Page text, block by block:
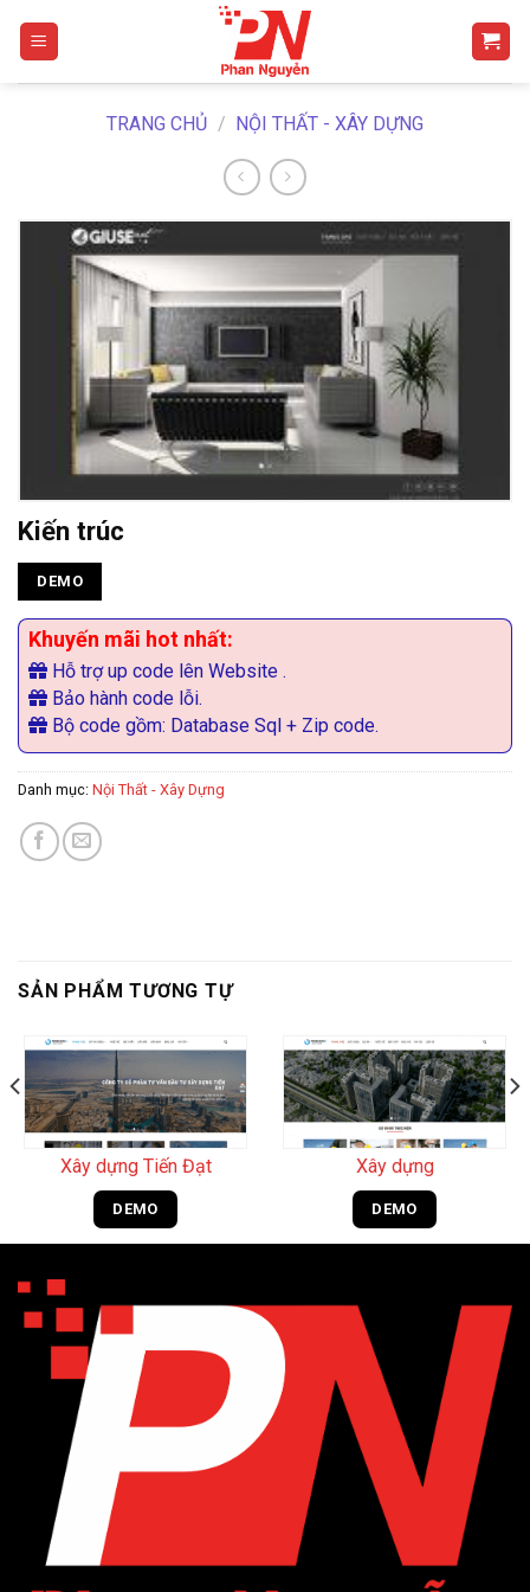
TRANG CHỦ / NỘI THẤT - XÂY DỰNG
Kiến trúc
DEMO
Khuyến mãi hot nhất:
Hỗ trợ up code lên Website .
Bảo hành code lỗi.
Bộ code gồm: Database Sql + Zip code.
Danh mục: Nội Thất - Xây Dựng
SẢN PHẨM TƯƠNG TỰ
Xây dựng Tiến Đạt
DEMO
Xây dựng
DEMO